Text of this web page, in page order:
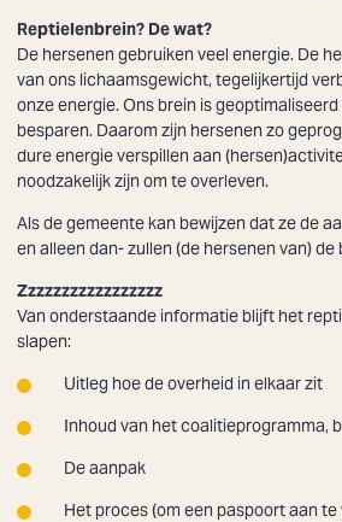
Reptielenbrein? De wat?
De hersenen gebruiken veel energie. De
van ons lichaamsgewicht, tegelijkertijd
onze energie. Ons brein is
besparen. Daarom zijn hersenen zo
dure energie verspillen aan
noodzakelijk zijn om te overleven.
Als de gemeente kan bewijzen dat ze de
en alleen dan- zullen (de hersenen van)
Zzzzzzzzzzzzzzzzz
Van onderstaande informatie blijft het
slapen:
Uitleg hoe de overheid in elkaar zit
Inhoud van het coalitieprogramma,
De aanpak
Het proces (om een paspoort aan te